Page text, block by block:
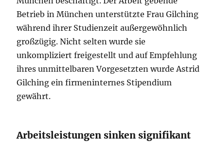
Betrieb in München unterstützte Frau Gilching
während ihrer Studienzeit außergewöhnlich
großzügig. Nicht selten wurde sie
unkompliziert freigestellt und auf Empfehlung
ihres unmittelbaren Vorgesetzten wurde Astrid
Gilching ein firmeninternes Stipendium
gewährt.
Arbeitsleistungen sinken signifikant